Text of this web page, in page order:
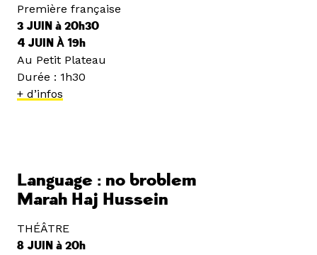
Première française
3 JUIN à 20h30
4 JUIN À 19h
Au Petit Plateau
Durée : 1h30
+ d’infos
Language : no broblem
Marah Haj Hussein
THÉÂTRE
8 JUIN à 20h